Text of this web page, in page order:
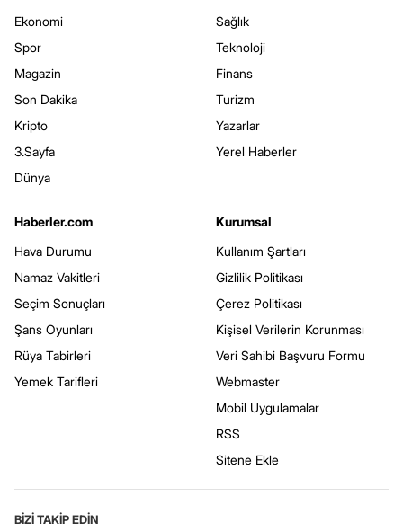
Ekonomi
Spor
Magazin
Son Dakika
Kripto
3.Sayfa
Dünya
Sağlık
Teknoloji
Finans
Turizm
Yazarlar
Yerel Haberler
Haberler.com
Hava Durumu
Namaz Vakitleri
Seçim Sonuçları
Şans Oyunları
Rüya Tabirleri
Yemek Tarifleri
Kurumsal
Kullanım Şartları
Gizlilik Politikası
Çerez Politikası
Kişisel Verilerin Korunması
Veri Sahibi Başvuru Formu
Webmaster
Mobil Uygulamalar
RSS
Sitene Ekle
BİZİ TAKİP EDİN